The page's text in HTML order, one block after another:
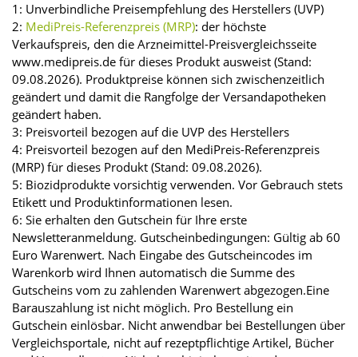
1: Unverbindliche Preisempfehlung des Herstellers (UVP)
2: MediPreis-Referenzpreis (MRP): der höchste
Verkaufspreis, den die Arzneimittel-Preisvergleichsseite
www.medipreis.de für dieses Produkt ausweist (Stand:
09.08.2026). Produktpreise können sich zwischenzeitlich
geändert und damit die Rangfolge der Versandapotheken
geändert haben.
3: Preisvorteil bezogen auf die UVP des Herstellers
4: Preisvorteil bezogen auf den MediPreis-Referenzpreis
(MRP) für dieses Produkt (Stand: 09.08.2026).
5: Biozidprodukte vorsichtig verwenden. Vor Gebrauch stets
Etikett und Produktinformationen lesen.
6: Sie erhalten den Gutschein für Ihre erste
Newsletteranmeldung. Gutscheinbedingungen: Gültig ab 60
Euro Warenwert. Nach Eingabe des Gutscheincodes im
Warenkorb wird Ihnen automatisch die Summe des
Gutscheins vom zu zahlenden Warenwert abgezogen.Eine
Barauszahlung ist nicht möglich. Pro Bestellung ein
Gutschein einlösbar. Nicht anwendbar bei Bestellungen über
Vergleichsportale, nicht auf rezeptpflichtige Artikel, Bücher